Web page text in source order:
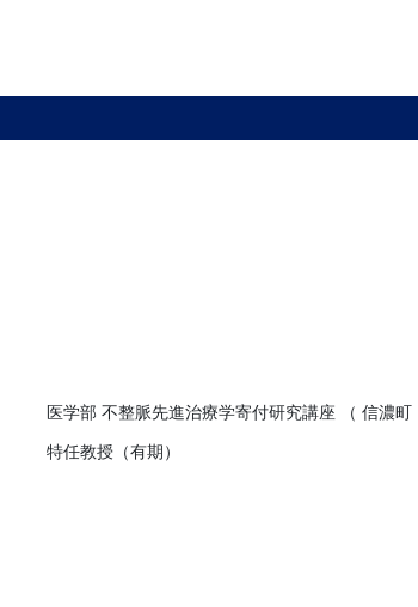
医学部 不整脈先進治療学寄付研究講座 （ 信濃町
特任教授（有期）